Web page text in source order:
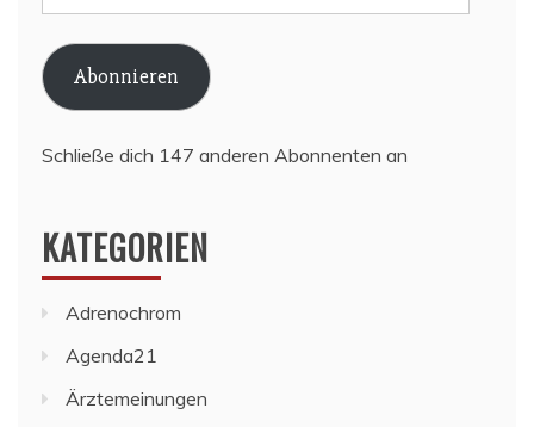
Mail-
Adresse
Abonnieren
Schließe dich 147 anderen Abonnenten an
KATEGORIEN
Adrenochrom
Agenda21
Ärztemeinungen